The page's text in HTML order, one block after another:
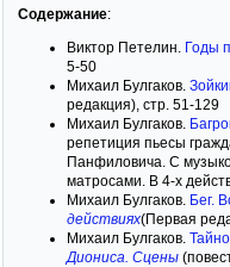
Содержание:
Виктор Петелин. Годы
5-50
Михаил Булгаков.
редакция), стр. 51-129
Михаил Булгаков.
репетиция пьесы
Панфиловича. С
матросами. В 4-х
Михаил Булгаков. Бег.
действиях(Первая
Михаил Булгаков.
Диониса. Сцены